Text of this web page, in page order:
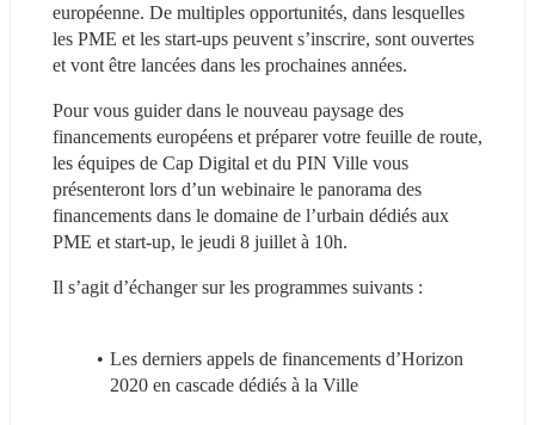
européenne. De multiples opportunités, dans lesquelles
les PME et les start-ups peuvent s’inscrire, sont ouvertes
et vont être lancées dans les prochaines années.
Pour vous guider dans le nouveau paysage des
financements européens et préparer votre feuille de route,
les équipes de Cap Digital et du PIN Ville vous
présenteront lors d’un webinaire le panorama des
financements dans le domaine de l’urbain dédiés aux
PME et start-up, le jeudi 8 juillet à 10h.
Il s’agit d’échanger sur les programmes suivants :
Les derniers appels de financements d’Horizon
2020 en cascade dédiés à la Ville